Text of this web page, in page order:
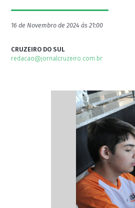
16 de Novembro de 2024 às 21:00
CRUZEIRO DO SUL
redacao@jornalcruzeiro.com.br